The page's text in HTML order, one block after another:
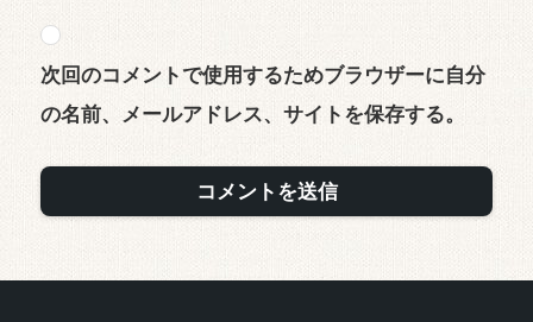
次回のコメントで使用するためブラウザーに自分
の名前、メールアドレス、サイトを保存する。